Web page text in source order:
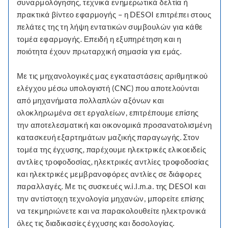
συναρμολόγησης, τεχνικά ενημερωτικά δελτία ή
πρακτικά βίντεο εφαρμογής – η DESOI επιτρέπει στους
πελάτες της τη λήψη εντατικών συμβουλών για κάθε
τομέα εφαρμογής. Επειδή η εξυπηρέτηση και η
ποιότητα έχουν πρωταρχική σημασία για εμάς.
Με τις μηχανολογικές μας εγκαταστάσεις αριθμητικού
ελέγχου μέσω υπολογιστή (CNC) που αποτελούνται
από μηχανήματα πολλαπλών αξόνων και
ολοκληρωμένα σετ εργαλείων, επιτρέπουμε επίσης
την αποτελεσματική και οικονομικά προσανατολισμένη
κατασκευή εξαρτημάτων μαζικής παραγωγής. Στον
τομέα της έγχυσης, παρέχουμε ηλεκτρικές ελικοειδείς
αντλίες τροφοδοσίας, ηλεκτρικές αντλίες τροφοδοσίας
και ηλεκτρικές μεμβρανοφόρες αντλίες σε διάφορες
παραλλαγές. Με τις συσκευές w.i.l.m.a. της DESOI και
την αντίστοιχη τεχνολογία μηχανών, μπορείτε επίσης
να τεκμηριώνετε και να παρακολουθείτε ηλεκτρονικά
όλες τις διαδικασίες έγχυσης και δοσολογίας.